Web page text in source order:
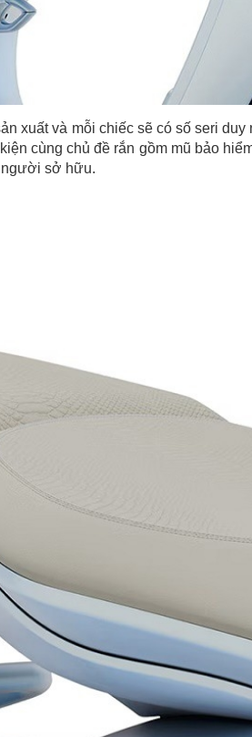
xuất và mỗi chiếc sẽ có số seri duy
cùng chủ đề rắn gồm mũ bảo
người sở hữu.